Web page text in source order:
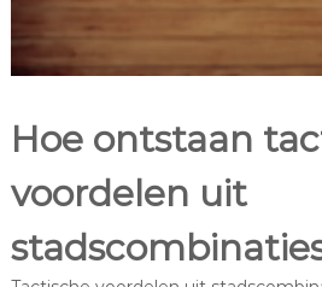
Hoe ontstaan
voordelen uit